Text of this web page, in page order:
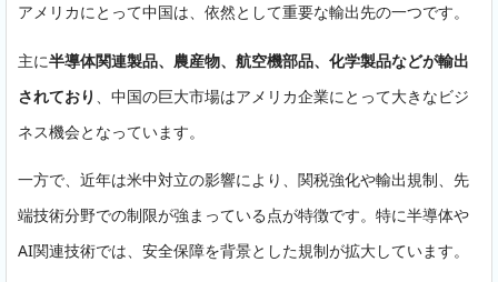
アメリカにとって中国は、依然として重要な輸出先の一つです。
主に半導体関連製品、農産物、航空機部品、化学製品などが輸出
されており
、中国の巨大市場はアメリカ企業にとって大きなビジ
ネス機会となっています。
一方で、近年は米中対立の影響により、関税強化や輸出規制、先
端技術分野での制限が強まっている点が特徴です。特に半導体や
AI関連技術では、安全保障を背景とした規制が拡大しています。